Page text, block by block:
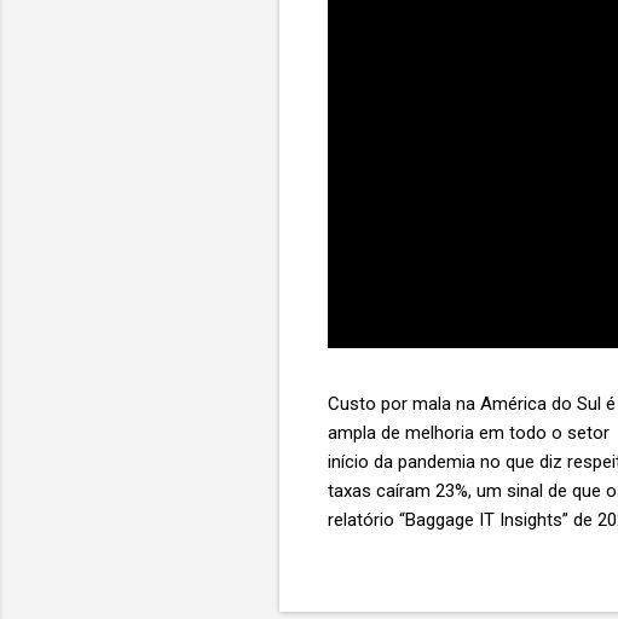
Custo por mala na América do Sul
ampla de melhoria em todo o setor
início da pandemia no que diz
taxas caíram 23%, um sinal de
relatório “Baggage IT Insights” de
lucro líquido médio de apenas US$